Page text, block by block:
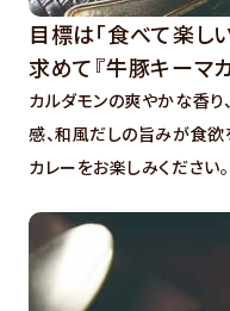
目標は「食べて楽し
求めて『牛豚キーマ
カルダモンの爽やかな香り
感、和風だしの旨みが食
カレーをお楽しみください。